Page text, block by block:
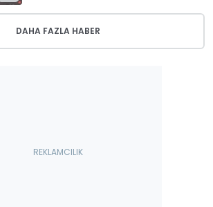
DAHA FAZLA HABER